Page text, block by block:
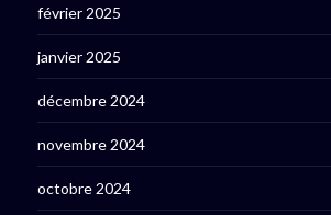
février 2025
janvier 2025
décembre 2024
novembre 2024
octobre 2024